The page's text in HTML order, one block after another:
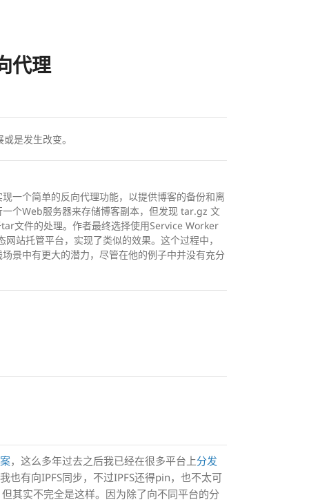
代理
是发生改变。
一个简单的反向代理功能，以提供博客的备份和离
个Web服务器来存储博客副本，但发现 tar.gz 文
文件的处理。作者最终选择使用Service Worker
站托管平台，实现了类似的效果。这个过程中，
景中有更大的潜力，尽管在他的例子中并没有充分
，这么多年过去之后我已经在很多平台上分发
也有向IPFS同步，不过IPFS还得pin，也不太可
实不完全是这样。因为除了向不同平台的分